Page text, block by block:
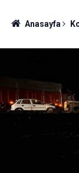
Anasayfa